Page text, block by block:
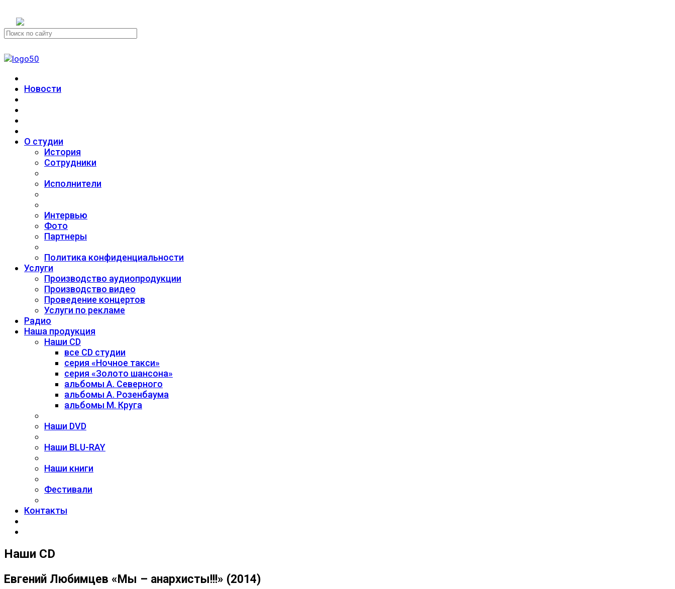
Новости
О студии
История
Сотрудники
Исполнители
Интервью
Фото
Партнеры
Политика конфиденциальности
Услуги
Производство аудиопродукции
Производство видео
Проведение концертов
Услуги по рекламе
Радио
Наша продукция
Наши CD
все CD студии
серия «Ночное такси»
серия «Золото шансона»
альбомы А. Северного
альбомы А. Розенбаума
альбомы М. Круга
Наши DVD
Наши BLU-RAY
Наши книги
Фестивали
Контакты
Наши CD
Евгений Любимцев «Мы – анархисты!!!» (2014)